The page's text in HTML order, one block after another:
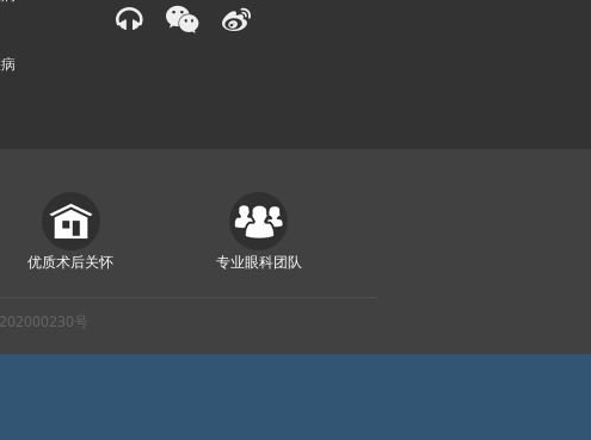
优质术后关怀 专业眼科团队
号